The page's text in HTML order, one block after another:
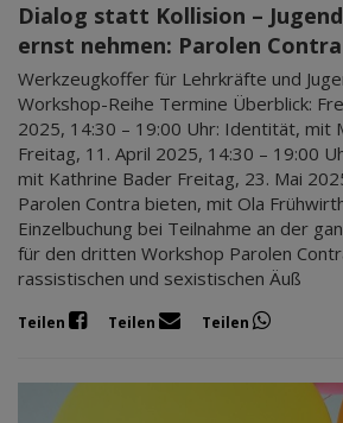
Dialog statt Kollision –
ernst nehmen: Parolen
Werkzeugkoffer für Lehrkräfte und
Workshop-Reihe Termine Überblick:
2025, 14:30 – 19:00 Uhr: Identität, mit
Freitag, 11. April 2025, 14:30 – 19:00
mit Kathrine Bader Freitag, 23. Mai
Parolen Contra bieten, mit Ola
Einzelbuchung bei Teilnahme an der
für den dritten Workshop Parolen
rassistischen und sexistischen Äuß
Teilen Teilen Teilen